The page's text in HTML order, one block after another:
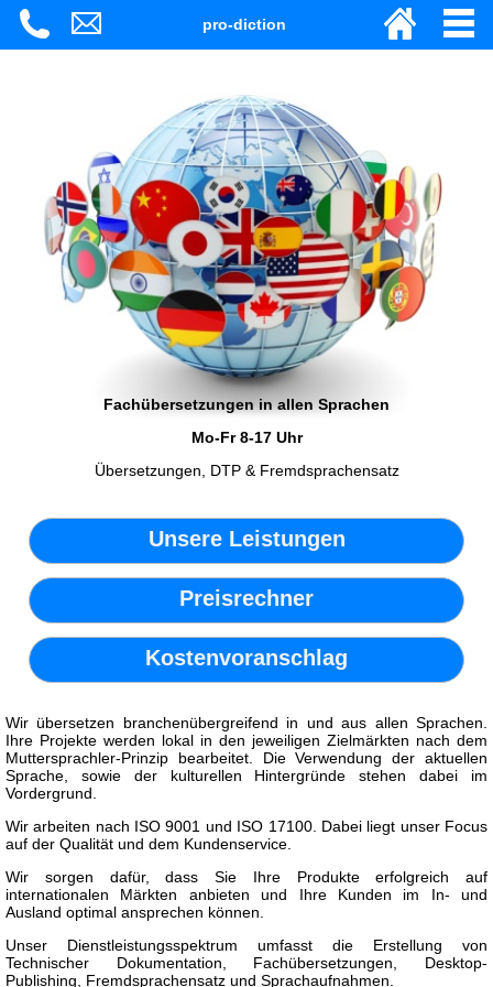
pro-diction
Fachübersetzungen in allen Sprachen
Mo-Fr 8-17 Uhr
Übersetzungen, DTP & Fremdsprachensatz
Unsere Leistungen
Preisrechner
Kostenvoranschlag
Wir übersetzen branchenübergreifend in und aus allen Sprachen.
Ihre Projekte werden lokal in den jeweiligen Zielmärkten nach dem
Muttersprachler-Prinzip bearbeitet. Die Verwendung der aktuellen
Sprache, sowie der kulturellen Hintergründe stehen dabei im
Vordergrund.
Wir arbeiten nach ISO 9001 und ISO 17100. Dabei liegt unser Focus
auf der Qualität und dem Kundenservice.
Wir sorgen dafür, dass Sie Ihre Produkte erfolgreich auf
internationalen Märkten anbieten und Ihre Kunden im In- und
Ausland optimal ansprechen können.
Unser Dienstleistungsspektrum umfasst die Erstellung von
Technischer Dokumentation, Fachübersetzungen, Desktop-
Publishing, Fremdsprachensatz und Sprachaufnahmen.